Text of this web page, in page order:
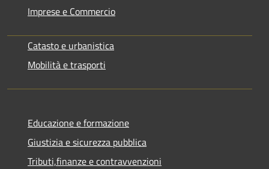
Imprese e Commercio
Catasto e urbanistica
Mobilità e trasporti
Educazione e formazione
Giustizia e sicurezza pubblica
Tributi,finanze e contravvenzioni